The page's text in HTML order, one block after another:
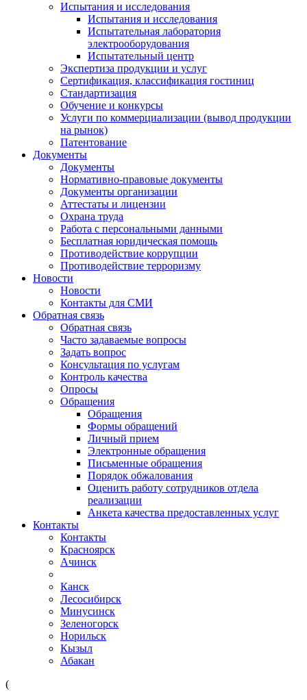
Испытания и исследования
Испытания и исследования
Испытательная лаборатория
электрооборудования
Испытательный центр
Экспертиза продукции и услуг
Сертификация, классификация гостиниц
Стандартизация
Обучение и конкурсы
Услуги по коммерциализации (вывод продукции
на рынок)
Патентование
Документы
Документы
Нормативно-правовые документы
Документы организации
Аттестаты и лицензии
Охрана труда
Работа с персональными данными
Бесплатная юридическая помощь
Противодействие коррупции
Противодействие терроризму
Новости
Новости
Контакты для СМИ
Обратная связь
Обратная связь
Часто задаваемые вопросы
Задать вопрос
Консультация по услугам
Контроль качества
Опросы
Обращения
Обращения
Формы обращений
Личный прием
Электронные обращения
Письменные обращения
Порядок обжалования
Оценить работу сотрудников отдела
реализации
Анкета качества предоставленных услуг
Контакты
Контакты
Красноярск
Ачинск
Канск
Лесосибирск
Минусинск
Зеленогорск
Норильск
Кызыл
Абакан
(